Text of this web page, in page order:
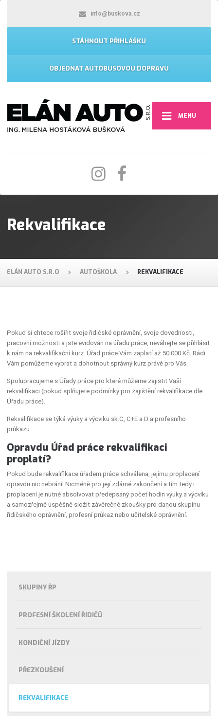
MENU
info@buskova.cz
STÁHNOUT PŘIHLÁŠKU
OBJEDNAT AUTOBUSOVOU DOPRAVU
Rekvalifikace
ELÁN AUTO S.R.O AUTOŠKOLA REKVALIFIKACE
Pokud si chtece rošířit svoje řidičské oprávnění, svoje dovednosti,
pracovní možnosti a jste evidován na úřadu práce, neváhejte se přihlásit
k nám na rekvalifikační kurz. Úřad práce Vám zaplatí až 50 000 Kč. Rádi
Vám pomůžeme vybrat a dohotnout správný kurz právě pro Vás.
Spolupracujeme s Úřady práce pro které můžeme zajistit Vaší
rekvalifikaci (pokud splňujete podmínky pro zajištění rekvalifikace dle
Úřadu práce).
Rekvalifikace se týká výuky a výcviku sk.C, C+E a D a profesního
průkazu.
Opravdu Úřad práce rekvalifikaci
proplatí?
Pokud bude rekvalifikace úřadem práce schválena, jejímu proplacení
opravdu nic nebrání! Nicméně pro její zdárné zakončení a tím tedy i
proplacení je nutné absolvovat předepsaný počet hodin výuky a výcviku
a samozřejmě úspěšně složit závěrečné zkoušky pro danou skupinu
řidičského oprávnění, profesní průkaz nebo učitelské oprávnění.
SKUPINY ŘP
PROFESNÍ ŠKOLENÍ ŘIDIČŮ
KONDIČNÍ JÍZDY
PŘEZKOUŠENÍ
REKVALIFIKACE